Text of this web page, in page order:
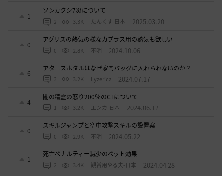
1
ソンカクシ7災について
2 3.3K たんくす-日本 2025.03.20
0
アグリスの熱気の様なカプラス用の熱気も欲しい
0 2.8K 不明 2024.10.06
6
アタニスホタルはなぜ家門バッグに入れられないのか？
3 3.2K Lyzerica 2024.07.17
4
闇の精霊の怒り200％のCTについて
1 3.2K エンカ-日本 2024.06.17
0
スキルジャンプと空中攻撃スキルの設置案
0 2.9K 不明 2024.05.22
1
死亡ペナルティー減少のペット効果
2 3.4K 観賞用やる夫-日本 2024.04.28